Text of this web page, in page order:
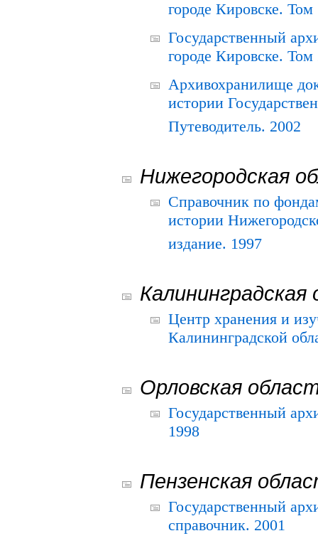
городе Кировске.
Государственный
городе Кировске.
Архивохранилище
истории
Путеводитель. 2002
Нижегородская
Справочник по
истории
издание. 1997
Калининградская
Центр хранения и
Калининградской
Орловская
Государственный
1998
Пензенская
Государственный
справочник. 2001